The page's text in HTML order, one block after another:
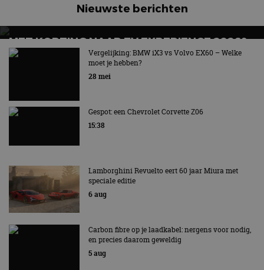
Nieuwste berichten
MET KORTING NAAR EV EXPERIENCE 2026?
AUTORAI REGELT HET!
EV Experience 2026 van 24 tot 26 september
Vergelijking: BMW iX3 vs Volvo EX60 – Welke
moet je hebben?
28 mei
Gespot: een Chevrolet Corvette Z06
15:38
Lamborghini Revuelto eert 60 jaar Miura met
speciale editie
6 aug
Carbon fibre op je laadkabel: nergens voor nodig,
en precies daarom geweldig
5 aug